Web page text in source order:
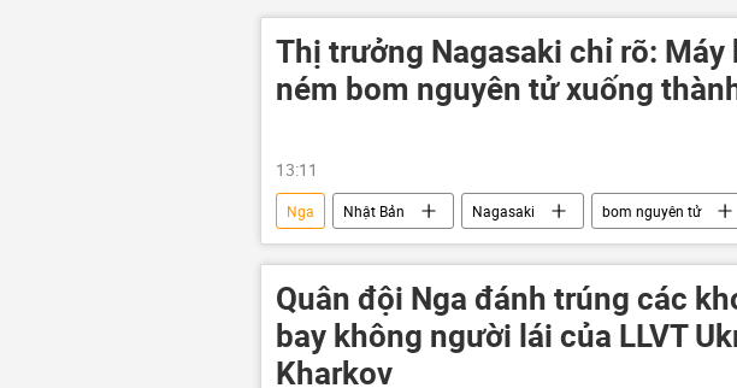
Thị trưởng Nagasaki chỉ rõ: Máy
ném bom nguyên tử xuống
13:11
Nga Nhật Bản Nagasaki bom nguyên tử
Bộ Ngoại giao Nga
Hiroshima Washington
Quân đội Nga đánh trúng các
bay không người lái của LLVT
Kharkov